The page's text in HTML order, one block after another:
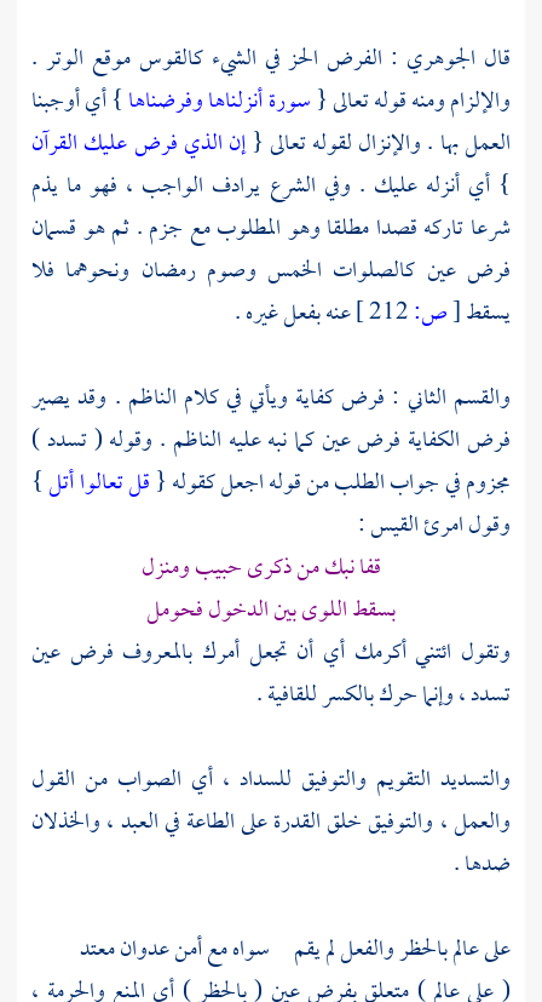
قال الجوهري : الفرض الحز في الشيء كالقوس موقع الوتر .
والإلزام ومنه قوله تعالى {سورة أنزلناها وفرضناها} أي أوجبنا
العمل بها . والإنزال لقوله تعالى {إن الذي فرض عليك القرآن
} أي أنزله عليك . وفي الشرع يرادف الواجب ، فهو ما يذم
شرعا تاركه قصدا مطلقا وهو المطلوب مع جزم . ثم هو قسمان
فرض عين كالصلوات الخمس وصوم رمضان ونحوهما فلا
يسقط[ص:
عنه بفعل غيره .
والقسم الثاني : فرض كفاية ويأتي في كلام الناظم . وقد يصير
فرض الكفاية فرض عين كما نبه عليه الناظم . وقوله ( تسدد )
مجزوم في جواب الطلب من قوله اجعل كقوله {قل تعالوا أتل}
وقولامرئ القيس:
قفا نبك من ذكرى حبيب ومنزل
بسقط اللوى بين الدخول فحومل
وتقول ائتني أكرمك أي أن تجعل أمرك بالمعروف فرض عين
تسدد ، وإنما حرك بالكسر للقافية .
والتسديد التقويم والتوفيق للسداد ، أي الصواب من القول
والعمل ، والتوفيق خلق القدرة على الطاعة في العبد ، والخذلان
ضدها .
على عالم بالحظر والفعل لم يقم سواه مع أمن عدوان معتد
( على عالم ) متعلق بفرض عين ( بالحظر ) أي المنع والحرمة ،